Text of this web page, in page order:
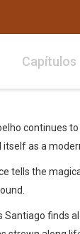
Capítulos
continues
as a
tells the
finds